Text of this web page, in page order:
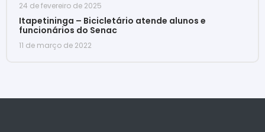
24 de fevereiro de 2025
Itapetininga – Bicicletário atende alunos e
funcionários do Senac
11 de março de 2022